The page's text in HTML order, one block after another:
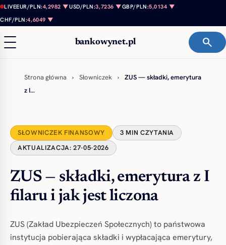
Przejdź do treści
LIVEEUR/PLN:4,2982 ▼USD/PLN:3,7236 ▼GBP/PLN:5,0134 ▼
CHF/PLN:4,6049 ▼
bankowynet.pl search
Strona główna › Słowniczek ›
ZUS — składki, emerytura
z I…
SŁOWNICZEK FINANSOWY
3 MIN CZYTANIA
AKTUALIZACJA: 27-05-2026
ZUS — składki, emerytura z I
filaru i jak jest liczona
ZUS (Zakład Ubezpieczeń Społecznych) to państwowa
instytucja pobierająca składki i wypłacająca emerytury,